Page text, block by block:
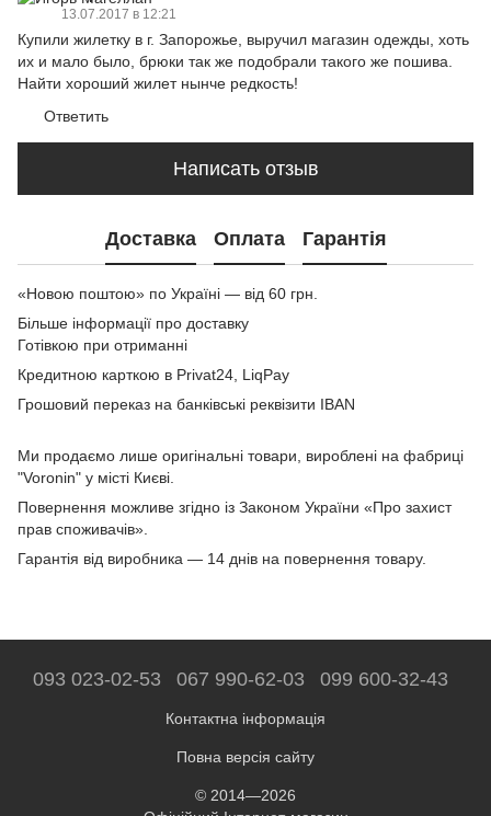
13.07.2017 в 12:21
Купили жилетку в г. Запорожье, выручил магазин одежды, хоть
их и мало было, брюки так же подобрали такого же пошива.
Найти хороший жилет нынче редкость!
Ответить
Написать отзыв
Доставка Оплата Гарантія
«Новою поштою» по Україні — від 60 грн.
Більше інформації про доставку
Готівкою при отриманні
Кредитною карткою в Privat24, LiqPay
Грошовий переказ на банківські реквізити IBAN
Ми продаємо лише оригінальні товари, вироблені на фабриці
"Voronin" у місті Києві.
Повернення можливе згідно із Законом України «Про захист
прав споживачів».
Гарантія від виробника — 14 днів на повернення товару.
093 023-02-53 067 990-62-03 099 600-32-43
Контактна інформація
Повна версія сайту
© 2014—2026